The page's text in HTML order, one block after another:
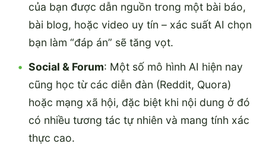
của bạn được dẫn nguồn trong một bài báo,
bài blog, hoặc video uy tín – xác suất AI chọn
bạn làm “đáp án” sẽ tăng vọt.
Social & Forum: Một số mô hình AI hiện nay
cũng học từ các diễn đàn (Reddit, Quora)
hoặc mạng xã hội, đặc biệt khi nội dung ở đó
có nhiều tương tác tự nhiên và mang tính xác
thực cao.